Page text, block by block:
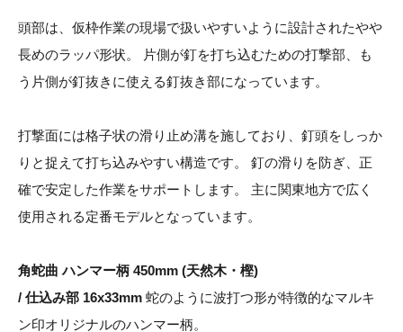
頭部は、仮枠作業の現場で扱いやすいように設計されたやや
長めのラッパ形状。 片側が釘を打ち込むための打撃部、も
う片側が釘抜きに使える釘抜き部になっています。
打撃面には格子状の滑り止め溝を施しており、釘頭をしっか
りと捉えて打ち込みやすい構造です。 釘の滑りを防ぎ、正
確で安定した作業をサポートします。 主に関東地方で広く
使用される定番モデルとなっています。
角蛇曲 ハンマー柄 450mm (天然木・樫)
/ 仕込み部 16x33mm 蛇のように波打つ形が特徴的なマルキ
ン印オリジナルのハンマー柄。